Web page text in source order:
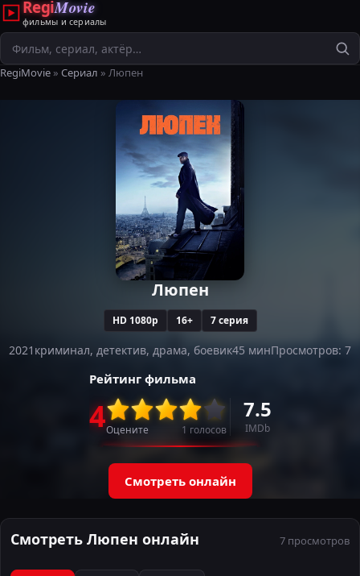
RegiMovie
фильмы и сериалы
Поиск
RegiMovie» Сериал » Люпен
Люпен
HD 1080p 16+ 7 серия
2021 криминал, детектив, драма, боевик45 минПросмотров: 7
Рейтинг фильма
4Оцените 1 голосов
7.5
IMDb
Смотреть онлайн
Смотреть Люпен онлайн 7 просмотров